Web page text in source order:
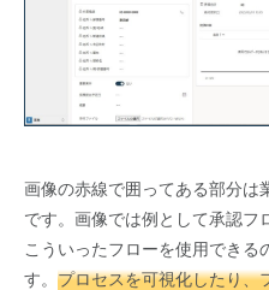
画像の赤線で囲ってある部分は
です。画像では例として承認フ
こういったフローを使用でき
す。 プロセスを可視化したり、